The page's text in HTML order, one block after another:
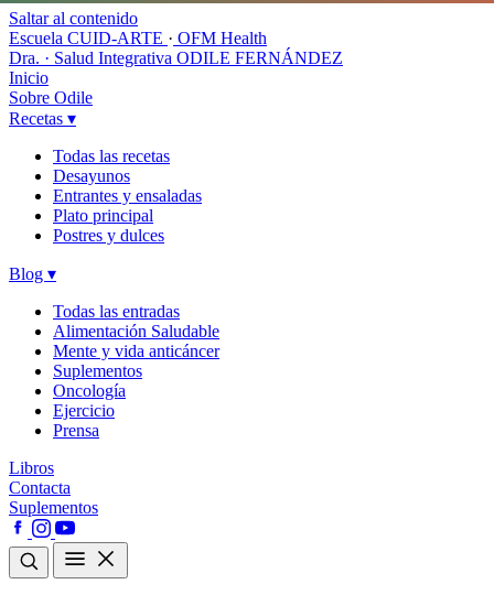
Saltar al contenido
Escuela CUID-ARTE · OFM Health
Dra. · Salud Integrativa ODILE FERNÁNDEZ
Inicio
Sobre Odile
Recetas ▾
Todas las recetas
Desayunos
Entrantes y ensaladas
Plato principal
Postres y dulces
Blog ▾
Todas las entradas
Alimentación Saludable
Mente y vida anticáncer
Suplementos
Oncología
Ejercicio
Prensa
Libros
Contacta
Suplementos